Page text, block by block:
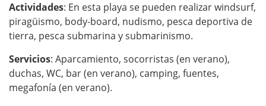
Actividades: En esta playa se pueden realizar windsurf,
piragüismo, body-board, nudismo, pesca deportiva de
tierra, pesca submarina y submarinismo.
Servicios: Aparcamiento, socorristas (en verano),
duchas, WC, bar (en verano), camping, fuentes,
megafonía (en verano).